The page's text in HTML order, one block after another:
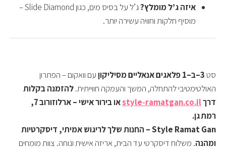
איזה ג’ל מומלץ?
ג’ל על בסיס מים, כגון Slide Diamond –
מוסיף חלקות וחוויה עשירה יותר.
סט3–ב–1 פלאגים אנאליים מסיליקון
עם וואקום – הפתרון
האולטימטיבי להתחלה, המשך והעמקה חווייתית.להזמנה בקלות
דרךstyle‑ramatgan.co.il
או בירור אישי – ארלוזורוב 7,
רמת גן.
Style Ramat Gan – החנות שלך לריגוש אמיתי, דיסקרטיות
ומהנה. משלוח דיסקרטי עד הבית, אריזה אישית ונוחה. צוות מומחים